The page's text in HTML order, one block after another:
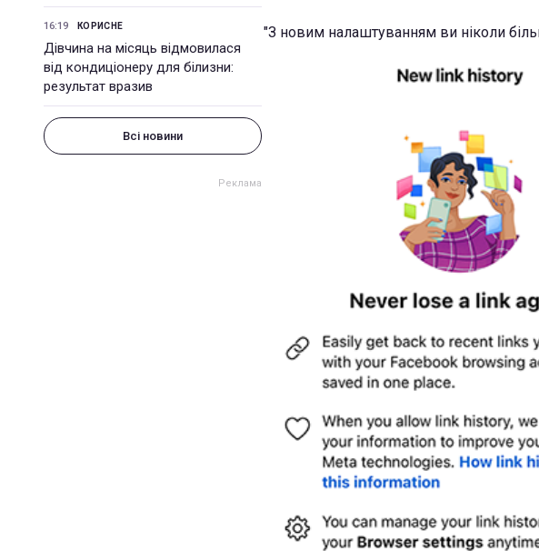
16:19 КОРИСНЕ
Дівчина на місяць відмовилася
від кондиціонеру для білизни:
результат вразив
Всі новини
"З новим налаштуванням ви ніколи